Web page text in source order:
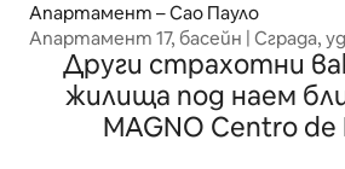
Апартамент – Сао Пауло
Апартамент 17, басейн | Сграда,
| Вана | Паркинг
Други страхотни
жилища под наем
MAGNO Centro de